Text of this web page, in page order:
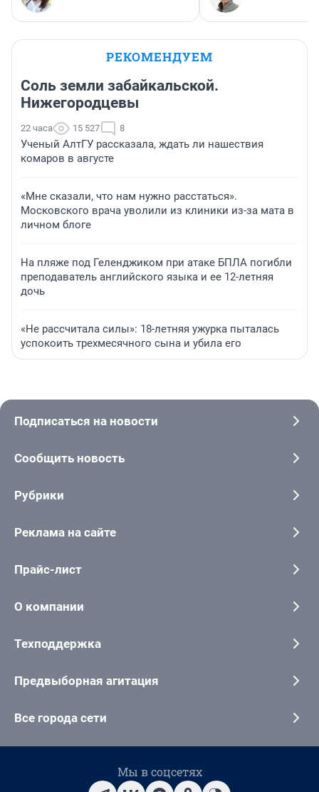
РЕКОМЕНДУЕМ
Соль земли забайкальской.
Нижегородцевы
22 часа 15 527 8
Ученый АлтГУ рассказала, ждать ли нашествия
комаров в августе
«Мне сказали, что нам нужно расстаться».
Московского врача уволили из клиники из-за мата в
личном блоге
На пляже под Геленджиком при атаке БПЛА погибли
преподаватель английского языка и ее 12-летняя
дочь
«Не рассчитала силы»: 18-летняя ужурка пыталась
успокоить трехмесячного сына и убила его
Подписаться на новости
Сообщить новость
Рубрики
Реклама на сайте
Прайс-лист
О компании
Техподдержка
Предвыборная агитация
Все города сети
Мы в соцсетях